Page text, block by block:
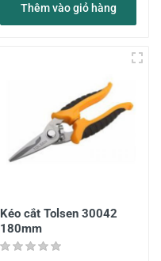
Thêm vào giỏ hàng
Kéo cắt Tolsen 30042
180mm